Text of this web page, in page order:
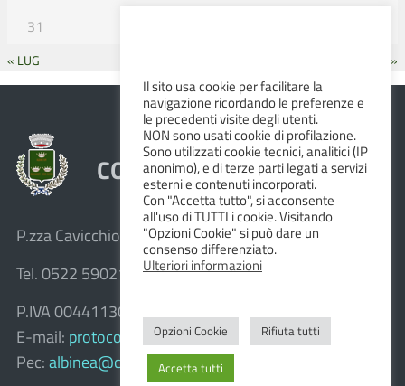
31
« LUG SET »
COMUNE DI ALBINEA
P.zza Cavicchioni, 8 – 42020 Albinea (R.E.)
Tel. 0522 590211 – Fax 0522 590236
P.IVA 00441130358
E-mail: protocollo@comune.albinea.re.it
Pec: albinea@cert.provincia.re.it
Il sito usa cookie per facilitare la
navigazione ricordando le preferenze e
le precedenti visite degli utenti.
NON sono usati cookie di profilazione.
Sono utilizzati cookie tecnici, analitici (IP
anonimo), e di terze parti legati a servizi
esterni e contenuti incorporati.
Con "Accetta tutto", si acconsente
all'uso di TUTTI i cookie. Visitando
"Opzioni Cookie" si può dare un
consenso differenziato.
Ulteriori informazioni
Opzioni Cookie Rifiuta tutti
Accetta tutti